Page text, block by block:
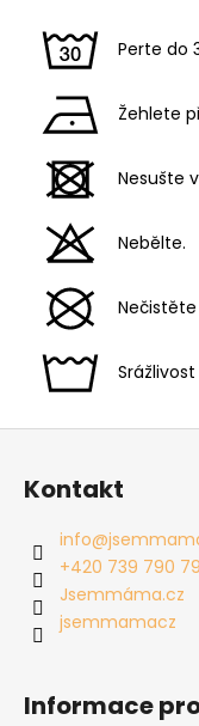
Perte do
Žehlete
Nesušte
Nebělte.
Kontakt
info@
+420 739 790
Jsemmáma.cz
jsemmamacz
Informace